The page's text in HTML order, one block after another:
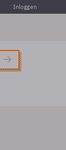
Inloggen